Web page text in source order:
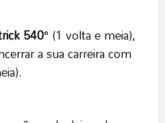
540° (1 volta e meia),
a sua carreira com